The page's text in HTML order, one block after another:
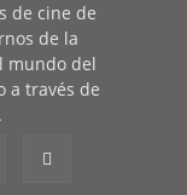
de cine de
de la
mundo del
a través de